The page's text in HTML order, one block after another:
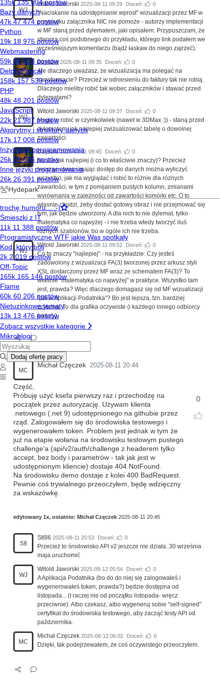
WJ
Witold Jaworski 2025-08-11 09:29 Doceń: 0
"Naciskanie na udostępnianie wprost" wizualizacji przez MF w
przypadku załącznika NIC nie pomoże - autorzy implementacji
w MF staną przed dylematem, jaki opisałem. Przypuszczam, że
stworzą coś podobnego do przykładu, którego link podałem we
wcześniejszym komentarzu (bądź łaskaw do niego zajrzeć).
Dzyszla 2025-08-11 09:35 Doceń: 0
Ale dlaczego uważasz, że wizualizacja ma polegać na
transformacie? Przecież w odniesieniu do faktury tak nie robią.
Dlaczego mieliby robić tak wobec załączników i stawać przed
dylematami?
WJ
Witold Jaworski 2025-08-11 09:37 Doceń: 0
Mogą to robić w czymkolwiek (nawet w 3DMax :)) - staną przed
dylematem, jak najlepiej zwizualizować tabelę o dowolnej
zawartości.
Dzyszla 2025-08-11 09:45 Doceń: 0
No ale jak najlepiej (i co to właściwie znaczy)? Przecież
tworząc obraz i mając dostęp do danych można wyliczyć
wszystko, jak ma wyglądać i robić to różnie dla różnych
zawartości, w tym z pomijaniem pustych kolumn, zmianami
wyrównania w zależności od zawartości komórki etc. O to
własnie chodzi, żeby dostać gotowy obraz i nie przejmować się
tym, jak będzie utworzony. A dla nich to nie dylemat, tylko
matematyka co najwyżej - i nie trzeba wtedy tworzyć iluś
różnych szablonów, bo w ogóle ich nie trzeba.
WJ
Witold Jaworski 2025-08-11 09:52 Doceń: 0
Co to znaczy "najlepiej" - na przykładzie: Czy jesteś
zadowolony z wizualizacji FA(3) tworzonej przez arkusz styli
XSL dostarczony przez MF wraz ze schematem FA(3)? To
właśnie "matematyka co najwyżej" w praktyce. Wszystko tam
jest, prawda? Więc dlaczego domagasz się od MF wizualizacji
"jak w Aplikacji Podatnika"? Bo jest lepsza, tzn. bardziej
czytelna. To dla grafika oczywiste (i każdego innego odbiorcy
faktury).
MC
Michał Częczek 2025-08-11 20:44
0
Część,
Próbuję użyć ksefa pierwszy raz i przechodzę na
początek przez autoryzację. Używam klienta
.netowego (.net 9) udostępnionego na githubie przez
rząd. Zalogowałem się do środowiska testowego i
wygenerowałem token. Problem jest jednak w tym że
już na etapie wołania na środowisku testowym pustego
challenge'a (api/v2/auth/challenge z headerem tylko
accept, bez body i parametrów - tak jak jest w
udostępnionym kliencie) dostaje 404 NotFound.
Na środowisku demo dostaje z kolei 400 BadRequest.
Pewnie coś trywialnego przeoczyłem, będę wdzięczny
za wskazówkę.
edytowany 1x, ostatnio: Michał Częczek 2025-08-11 20:45
S8
Stl86 2025-08-11 20:53 Doceń: 0
Przecież to środowisko API v2 jeszcze nie działa..30 września
maja uruchomić
WJ
Witold Jaworski 2025-08-12 05:54 Doceń: 0
A Aplikacja Podatnika (bo do do niej się zalogowałeś i
wygenerowałeś token, prawda?) będzie dostępna od
listopada... (I raczej nie od początku listopada- wręcz
przeciwnie). Albo czekasz, albo wygeneruj sobie "self-signed"
certyfikat do środowiska testowego, aby zacząć testy API od
października.
MC
Michał Częczek 2025-08-12 06:02 Doceń: 0
Dzięki, tak podejrzewałem, że coś oczywistego przeoczyłem.